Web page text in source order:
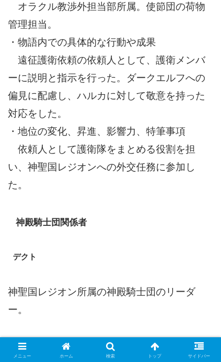
オラクル教渉外担当部所属。使節団の荷物
管理担当。
・物語内での具体的な行動や成果
遠征護衛依頼の依頼人として、護衛メンバ
ーに説明と指示を行った。ダークエルフへの
偏見に配慮し、ハルカに対して敬意を持った
対応をした。
・地位の変化、昇進、影響力、特筆事項
依頼人として護衛隊をまとめる役割を担
い、神聖国レジオンへの外交任務に参加し
た。
神殿騎士団関係者
デクト
神聖国レジオン所属の神殿騎士団のリーダ
ー。
・所属組織、地位や役職
メニュー ホーム 検索 トップ サイドバー